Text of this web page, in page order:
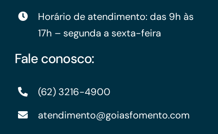
Horário de atendimento: das 9h às
17h – segunda a sexta-feira
Fale conosco:
(62) 3216-4900
atendimento@goiasfomento.com